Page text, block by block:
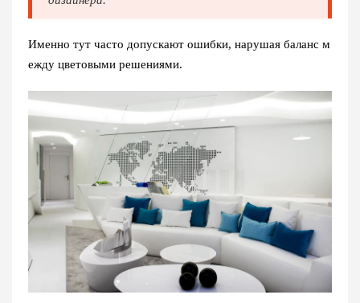
Именно тут часто допускают ошибки, нарушая баланс м
ежду цветовыми решениями.